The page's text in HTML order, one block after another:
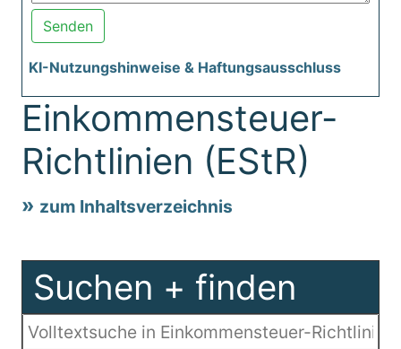
Senden
KI-Nutzungshinweise & Haftungsausschluss
Einkommensteuer-
Richtlinien (EStR)
zum Inhaltsverzeichnis
Suchen + finden